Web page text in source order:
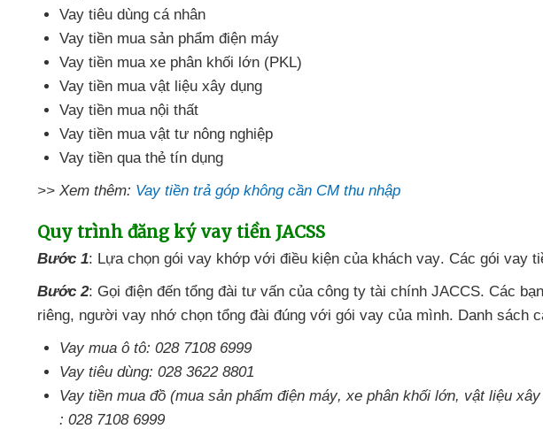
Vay tiêu dùng cá nhân
Vay tiền mua sản phẩm điện máy
Vay tiền mua xe phân khối lớn (PKL)
Vay tiền mua vật liệu xây dụng
Vay tiền mua nội thất
Vay tiền mua vật tư nông nghiệp
Vay tiền qua thẻ tín dụng
>> Xem thêm: Vay tiền trả góp không cần CM thu nhập
Quy trình đăng ký vay tiền JACSS
Bước 1: Lựa chọn gói vay khớp với điều kiện của khách vay. Các gói vay
Bước 2: Gọi điện đến tổng đài tư vấn của công ty tài chính JACCS. Các
riêng, người vay nhớ chọn tổng đài đúng với gói vay của mình. Danh sách
Vay mua ô tô: 028 7108 6999
Vay tiêu dùng: 028 3622 8801
Vay tiền mua đồ (mua sản phẩm điện máy, xe phân khối lớn, vật liệu
: 028 7108 6999